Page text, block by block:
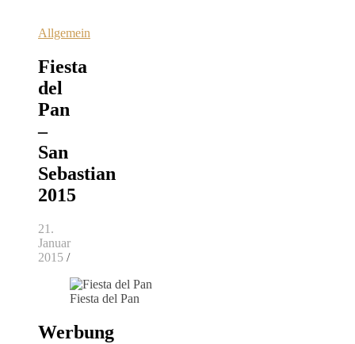
Allgemein
Fiesta
del
Pan
–
San
Sebastian
2015
21.
Januar
2015 /
Fiesta del Pan
Werbung